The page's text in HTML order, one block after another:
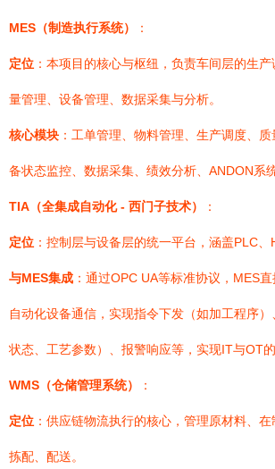
MES（制造执行系统） ：
定位 ：本项目的核心与枢纽，负责车间层的生
量管理、设备管理、数据采集与分析。
核心模块 ：工单管理、物料管理、生产调度、
备状态监控、数据采集、绩效分析、ANDON系统
TIA（全集成自动化 - 西门子技术） ：
定位 ：控制层与设备层的统一平台，涵盖PLC、
与MES集成 ：通过OPC UA等标准协议，MES
自动化设备通信，实现指令下发（如加工程序
状态、工艺参数）、报警响应等，实现IT与OT的
WMS（仓储管理系统） ：
定位 ：供应链物流执行的核心，管理原材料、在
拣配、配送。